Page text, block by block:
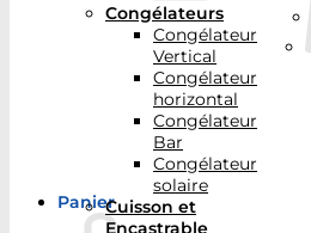
Panier
Congélateurs
Congélateur
Vertical
Congélateur
horizontal
Congélateur
Bar
Congélateur
solaire
Cuisson et
Encastrable